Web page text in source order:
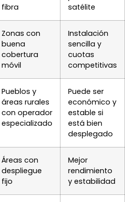
fibra
satélite
Zonas con
buena
cobertura
móvil
Instalación
sencilla y
cuotas
competitivas
Pueblos y
áreas rurales
con operador
especializado
Puede ser
económico y
estable si
está bien
desplegado
Áreas con
despliegue
fijo
Mejor
rendimiento
y estabilidad